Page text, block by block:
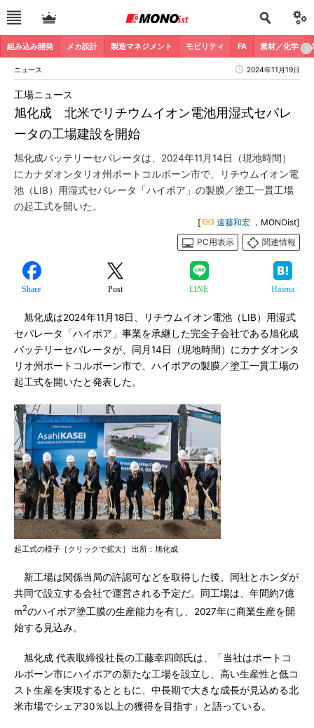
組み込み開発 メカ設計 製造マネジメント モビリティ FA 素材／化学
ニュース 2024年11月19日
旭化成 北米でリチウムイオン電池用湿式セパレ
ータの工場建設を開始
工場ニュース
旭化成バッテリーセパレータは、2024年11月14日（現地時間）
にカナダオンタリオ州ポートコルボーン市で、リチウムイオン電
池（LIB）用湿式セパレータ「ハイポア」の製膜／塗工一貫工場
の起工式を開いた。
[ 遠藤和宏 ，MONOist]
PC用表示
関連情報
Share Post LINE Hatena
旭化成は2024年11月18日、リチウムイオン電池（LIB）用湿式
セパレータ「ハイポア」事業を承継した完全子会社である旭化成
バッテリーセパレータが、同月14日（現地時間）にカナダオンタ
リオ州ポートコルボーン市で、ハイポアの製膜／塗工一貫工場の
起工式を開いたと発表した。
起工式の様子［クリックで拡大］ 出所：旭化成
新工場は関係当局の許認可などを取得した後、同社とホンダが
共同で設立する会社で運営される予定だ。同工場は、年間約7億
m2のハイポア塗工膜の生産能力を有し、2027年に商業生産を開
始する見込み。
旭化成 代表取締役社長の工藤幸四郎氏は、「当社はポートコ
ルボーン市にハイポアの新たな工場を設立し、高い生産性と低コ
スト生産を実現するとともに、中長期で大きな成長が見込める北
米市場でシェア30％以上の獲得を目指す」と語っている。